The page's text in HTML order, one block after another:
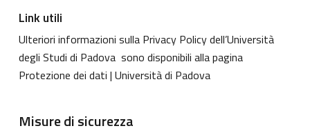
Link utili
Ulteriori informazioni sulla Privacy Policy dell’Università
degli Studi di Padova sono disponibili alla pagina
Protezione dei dati | Università di Padova
Misure di sicurezza